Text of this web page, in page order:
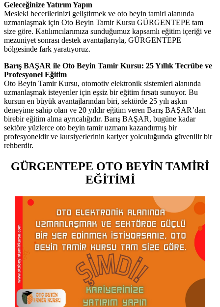
Geleceğinize Yatırım Yapın
Mesleki becerilerinizi geliştirmek ve oto beyin tamiri alanında
uzmanlaşmak için Oto Beyin Tamir Kursu GÜRGENTEPE tam
size göre. Katılımcılarımıza sunduğumuz kapsamlı eğitim içeriği ve
mezuniyet sonrası destek avantajlarıyla, GÜRGENTEPE
bölgesinde fark yaratıyoruz.
Barış BAŞAR ile Oto Beyin Tamir Kursu: 25 Yıllık Tecrübe ve
Profesyonel Eğitim
Oto Beyin Tamir Kursu, otomotiv elektronik sistemleri alanında
uzmanlaşmak isteyenler için eşsiz bir eğitim fırsatı sunuyor. Bu
kursun en büyük avantajlarından biri, sektörde 25 yılı aşkın
deneyime sahip olan ve 20 yıldır eğitim veren Barış BAŞAR’dan
birebir eğitim alma ayrıcalığıdır. Barış BAŞAR, bugüne kadar
sektöre yüzlerce oto beyin tamir uzmanı kazandırmış bir
profesyoneldir ve kursiyerlerinin kariyer yolculuğunda güvenilir bir
rehberdir.
GÜRGENTEPE OTO BEYİN TAMİRİ
EĞİTİMİ